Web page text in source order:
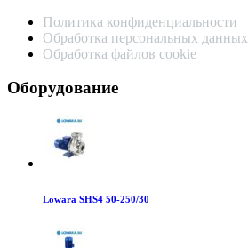
Политика конфиденциальности
Обработка персональных данных
Обработка файлов cookie
Оборудование
Lowara SHS4 50-250/30